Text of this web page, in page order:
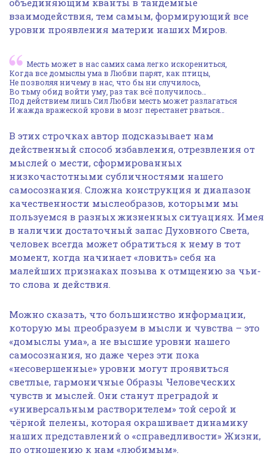
взаимодействия, тем самым, формирующий все
уровни проявления материи наших Миров.
Месть может в нас самих сама легко искорениться,
Когда все домыслы ума в Любви парят, как птицы,
Не позволяя ничему в нас, что бы ни случилось,
Во тьму обид войти уму, раз так всё получилось…
Под действием лишь Сил Любви месть может разлагаться
И жажда вражеской крови в мозг перестанет рваться…
В этих строчках автор подсказывает нам
действенный способ избавления, отрезвления от
мыслей о мести, сформированных
низкочастотными субличностями нашего
самосознания. Сложна конструкция и диапазон
качественности мыслеобразов, которыми мы
пользуемся в разных жизненных ситуациях. Имея
в наличии достаточный запас Духовного Света,
человек всегда может обратиться к нему в тот
момент, когда начинает «ловить» себя на
малейших признаках позыва к отмщению за чьи-
то слова и действия.
Можно сказать, что большинство информации,
которую мы преобразуем в мысли и чувства – это
«домыслы ума», а не высшие уровни нашего
самосознания, но даже через эти пока
«несовершенные» уровни могут проявиться
светлые, гармоничные Образы Человеческих
чувств и мыслей. Они станут преградой и
«универсальным растворителем» той серой и
чёрной пелены, которая окрашивает динамику
наших представлений о «справедливости» Жизни,
по отношению к нам «любимым».